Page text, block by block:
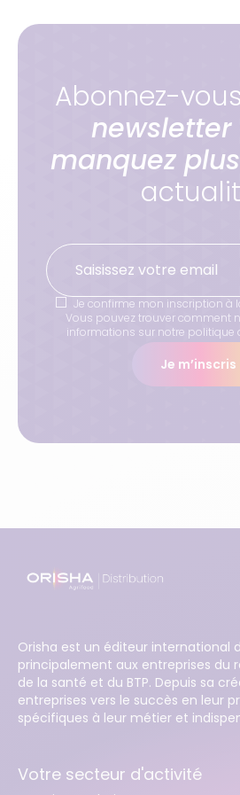
Abonnez-
newsletter
manquez plus
Je confirme mon inscription à
Vous pouvez trouver comment
informations sur notre politique
Je m’inscris
Orisha est un éditeur international
principalement aux entreprises du
de la santé et du BTP. Depuis sa
entreprises vers le succès en leur
spécifiques à leur métier et
Votre secteur d'activité